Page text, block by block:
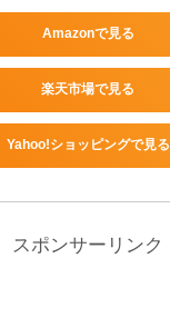
Amazonで見る
楽天市場で見る
Yahoo!ショッピングで見る
スポンサーリンク